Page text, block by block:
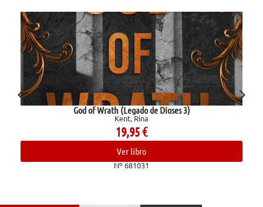
God of Wrath (Legado de Dioses 3)
Kent, Rina
19,95€
Ver libro
Nº 681031